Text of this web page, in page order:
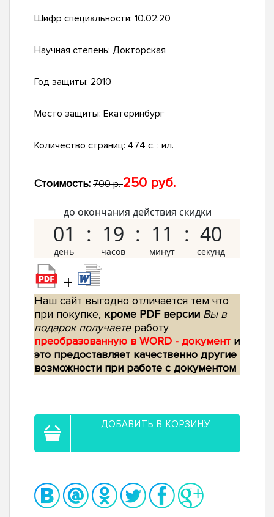
Шифр специальности: 10.02.20
Научная степень: Докторская
Год защиты: 2010
Место защиты: Екатеринбург
Количество страниц: 474 с. : ил.
Стоимость: 700 р.250 руб.
до окончания действия скидки
01 19 11 39
+
Наш сайт выгодно отличается тем что
при покупке, кроме PDF версии Вы в
подарок получаетеработу
преобразованную в WORD - документ и
это предоставляет качественно другие
возможности при работе с документом
ДОБАВИТЬ В КОРЗИНУ